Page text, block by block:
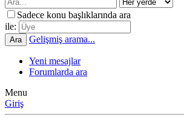
Sadece konu başlıklarında ara
ile:
Ara Gelişmiş arama...
Yeni mesajlar
Forumlarda ara
Menu
Giriş